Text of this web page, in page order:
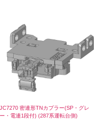
JC7270 密連形TNカプラー(SP・グレ
ー・電連1段付) (287系運転台側)